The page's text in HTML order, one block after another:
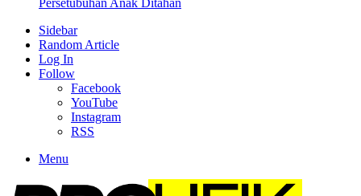
Persetubuhan Anak Ditahan
Sidebar
Random Article
Log In
Follow
Facebook
YouTube
Instagram
RSS
Menu